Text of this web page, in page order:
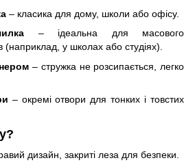
– класика для дому, школи або офісу.
– ідеальна для масового
(наприклад, у школах або студіях).
– стружка не розсипається, легко
– окремі отвори для тонких і товстих
дизайн, закриті леза для безпеки.